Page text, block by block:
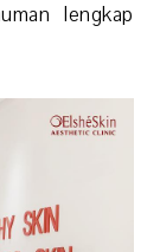
lengkap